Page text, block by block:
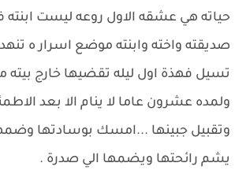
حياته هي عشقه الاول روعه ليست
صديقته واخته وابنته موضع اسرار ه
تسيل فهذة اول ليله تقضيها خارج بيته
ولمده عشرون عاما لا ينام الا بعد
وتقبيل جبينها ...امسك بوسادتها
يشم رائحتها ويضمها الي صدرة .